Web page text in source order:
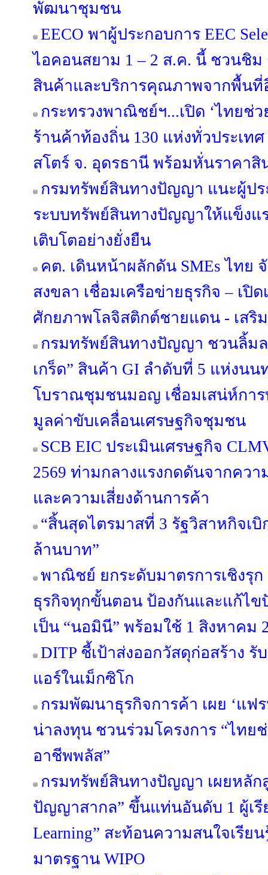
พัฒนาชุมชน
EECO พาผู้ประกอบการ EEC
ไอคอนสยาม 1 – 2 ส.ค. นี้ ชวนชิ
สินค้าและบริการคุณภาพจากพื้นที่
กระทรวงพาณิชย์ฯ...เปิด ‘ไทยช่ว
ร้านค้าท้องถิ่น 130 แห่งทั่วประเทศ
สโตร์ จ. อุดรธานี พร้อมหั่นราคาสิ
กรมทรัพย์สินทางปัญญา แนะผู้ปร
ระบบทรัพย์สินทางปัญญาให้แข็งแ
เติบโตอย่างยั่งยืน
คต. เดินหน้าผลักดัน SMEs ไทย
สงขลา เชื่อมเครือข่ายธุรกิจ – เปิ
ศักยภาพโลจิสติกต์ชายแดน - เสริ
กรมทรัพย์สินทางปัญญา ชวนลิ้มล
เกร็ด” สินค้า GI ลำดับที่ 5 แห่งน
โบราณชุมชนมอญ เชื่อมเสน่ห์การท่
มูลค่าขับเคลื่อนเศรษฐกิจชุมชน
SCB EIC ประเมินเศรษฐกิจ
2569 ท่ามกลางแรงกดดันจากคว
และความเสี่ยงด้านการค้า
“สิ้นสุดไตรมาสที่ 3 รัฐวิสาหกิจเ
ล้านบาท”
พาณิชย์ ยกระดับมาตรการเชิงรุก
ธุรกิจทุกขั้นตอน ป้องกันและแก้ไ
เป็น “นอมินี” พร้อมใช้ 1 สิงหาคม
DITP ชี้เป้าส่งออกวัสดุก่อสร้าง
แอร์ในเม็กซิโก
กรมพัฒนาธุรกิจการค้า เผย ‘แฟ
น่าลงทุน ชวนร่วมโครงการ “ไทย
อาชีพพลัส”
กรมทรัพย์สินทางปัญญา เผยหลัก
ปัญญาสากล” ขึ้นแท่นอันดับ 1 ผู้เรี
Learning” สะท้อนความสนใจเรีย
มาตรฐาน WIPO